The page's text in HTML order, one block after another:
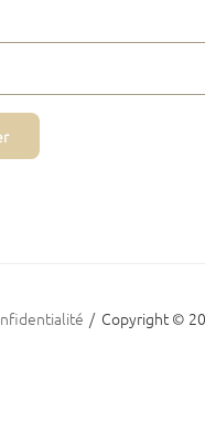
Copyright ©